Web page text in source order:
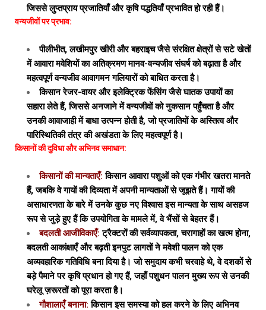
जिससे लुप्तप्राय प्रजातियाँ और कृषि पद्धतियाँ प्रभावित हो रही हैं।
वन्यजीवों पर प्रभाव:
पीलीभीत, लखीमपुर खीरी और बहराइच जैसे संरक्षित क्षेत्रों से सटे खेतों
में आवारा मवेशियों का अतिक्रमण मानव-वन्यजीव संघर्ष को बढ़ाता है और
महत्वपूर्ण वन्यजीव आवागमन गलियारों को बाधित करता है।
किसान रेजर-वायर और इलेक्ट्रिक फेंसिंग जैसे घातक उपायों का
सहारा लेते हैं, जिससे अनजाने में वन्यजीवों को नुकसान पहुँचता है और
उनकी आवाजाही में बाधा उत्पन्न होती है, जो प्रजातियों के अस्तित्व और
पारिस्थितिकी तंत्र की अखंडता के लिए महत्वपूर्ण है।
किसानों की दुविधा और अभिनव समाधान:
किसानों की मान्यताएँ: किसान आवारा पशुओं को एक गंभीर खतरा मानते
हैं, जबकि वे गायों की दिव्यता में अपनी मान्यताओं से जूझते हैं। गायों की
असाधारणता के बारे में उनके कुछ नए विश्वास इस मान्यता के साथ असहज
रूप से जुड़े हुए हैं कि उपयोगिता के मामले में, वे भैंसों से बेहतर हैं।
बदलती आजीविकाएँ: ट्रैक्टरों की सर्वव्यापकता, चरागाहों का खत्म होना,
बदलती आकांक्षाएँ और बढ़ती इनपुट लागतों ने मवेशी पालन को एक
अव्यवहारिक गतिविधि बना दिया है। जो समुदाय कभी चरवाहे थे, वे दशकों से
बड़े पैमाने पर कृषि प्रधान हो गए हैं, जहाँ पशुधन पालन मुख्य रूप से उनकी
घरेलू ज़रूरतों को पूरा करता है।
गौशालाएँ बनाना: किसान इस समस्या को हल करने के लिए अभिनव